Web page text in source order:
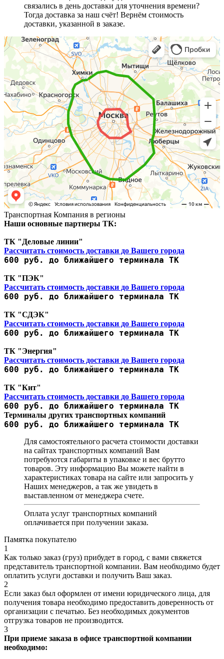
связались в день доставки для уточнения времени?
Тогда доставка за наш счёт! Вернём стоимость
доставки, указанной в заказе.
Транспортная Компания в регионы
Наши основные партнеры ТК:
ТК "Деловые линии"
Рассчитать стоимость доставки до Вашего города
600 руб. до ближайшего терминала ТК
ТК "ПЭК"
Рассчитать стоимость доставки до Вашего города
600 руб. до ближайшего терминала ТК
ТК "СДЭК"
Рассчитать стоимость доставки до Вашего города
600 руб. до ближайшего терминала ТК
ТК "Энергия"
Рассчитать стоимость доставки до Вашего города
600 руб. до ближайшего терминала ТК
ТК "Кит"
Рассчитать стоимость доставки до Вашего города
600 руб. до ближайшего терминала ТК
Терминалы других транспортных компаний
600 руб. до ближайшего терминала ТК
Для самостоятельного расчета стоимости доставки
на сайтах транспортных компаний Вам
потребуются габариты в упаковке и вес брутто
товаров. Эту информацию Вы можете найти в
характеристиках товара на сайте или запросить у
Наших менеджеров, а так же увидеть в
выставленном от менеджера счете.
Оплата услуг транспортных компаний
оплачивается при получении заказа.
Памятка покупателю
1
Как только заказ (груз) прибудет в город, с вами свяжется
представитель транспортной компании. Вам необходимо будет
оплатить услуги доставки и получить Ваш заказ.
2
Если заказ был оформлен от имени юридического лица, для
получения товара необходимо предоставить доверенность от
организации с печатью. Без необходимых документов
отгрузка товаров не производится.
3
При приеме заказа в офисе транспортной компании
необходимо: